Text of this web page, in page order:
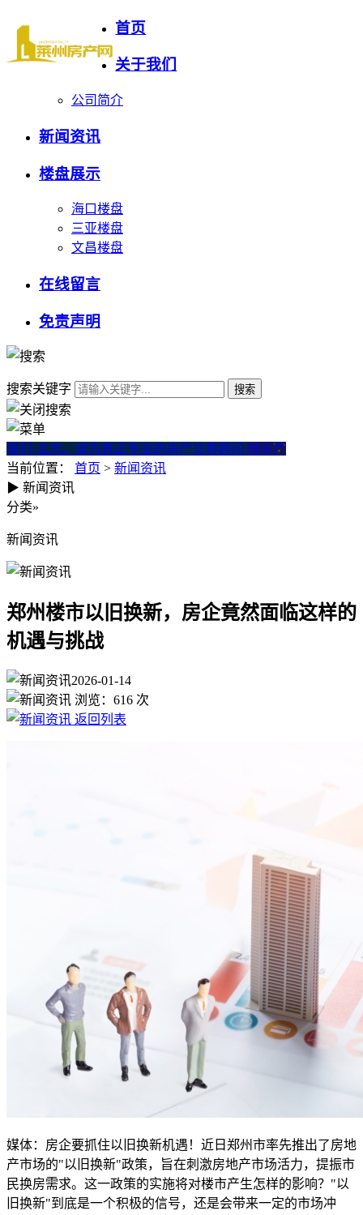
首页
关于我们
公司简介
新闻资讯
楼盘展示
海口楼盘
三亚楼盘
文昌楼盘
在线留言
免责声明
搜索关键字
我们·立志。成为真正专业的房产交易顾问 微房产
当前位置： 首页 > 新闻资讯
郑州楼市以旧换新，房企竟然
▶ 新闻资讯
分类»
新闻资讯
郑州楼市以旧换新，房企竟然面临这样的
机遇与挑战
2026-01-14
浏览： 616 次
返回列表
媒体：房企要抓住以旧换新机遇！近日郑州市率先推出了房地
产市场的"以旧换新"政策，旨在刺激房地产市场活力，提振市
民换房需求。这一政策的实施将对楼市产生怎样的影响？"以
旧换新"到底是一个积极的信号，还是会带来一定的市场冲